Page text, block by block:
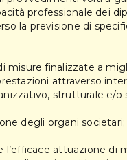
professionale dei
la previsione di
misure finalizzate a
attraverso
strutturale e/o
degli organi societari;
l’efficace attuazione di